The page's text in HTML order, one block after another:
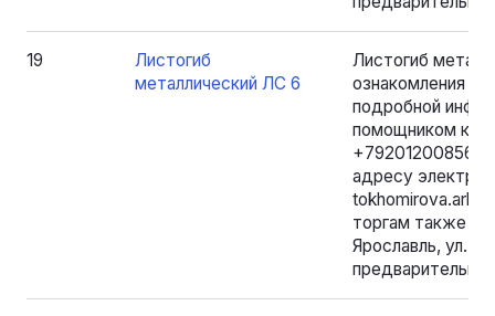
19
Листогиб
металлический ЛС 6
Листогиб
ознакомления с
подробной
помощником
+79201200856 в
адресу
торгам также
Ярославль, ул.